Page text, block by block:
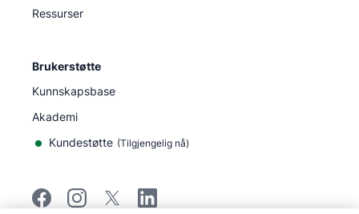
Ressurser
Brukerstøtte
Kunnskapsbase
Akademi
Kundestøtte (Tilgjengelig nå)